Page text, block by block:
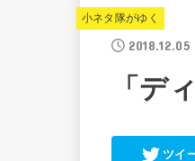
小ネタ隊がゆく
2018.12.05
「デ
ツイ